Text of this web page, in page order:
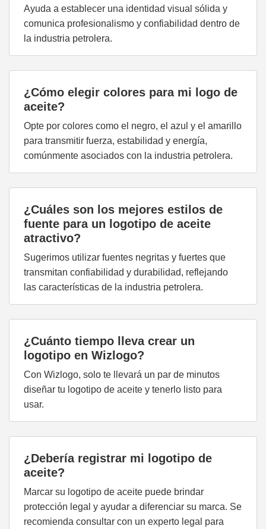
Ayuda a establecer una identidad visual sólida y
comunica profesionalismo y confiabilidad dentro de
la industria petrolera.
¿Cómo elegir colores para mi logo de
aceite?
Opte por colores como el negro, el azul y el amarillo
para transmitir fuerza, estabilidad y energía,
comúnmente asociados con la industria petrolera.
¿Cuáles son los mejores estilos de
fuente para un logotipo de aceite
atractivo?
Sugerimos utilizar fuentes negritas y fuertes que
transmitan confiabilidad y durabilidad, reflejando
las características de la industria petrolera.
¿Cuánto tiempo lleva crear un
logotipo en Wizlogo?
Con Wizlogo, solo te llevará un par de minutos
diseñar tu logotipo de aceite y tenerlo listo para
usar.
¿Debería registrar mi logotipo de
aceite?
Marcar su logotipo de aceite puede brindar
protección legal y ayudar a diferenciar su marca. Se
recomienda consultar con un experto legal para